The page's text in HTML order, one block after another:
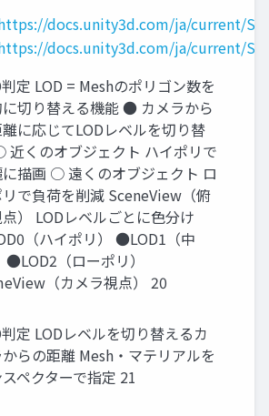
docs.unity3d.com/ja/current/
docs.unity3d.com/ja/current/
定 LOD = Meshのポリゴン数を
切り替える機能 ● カメラから
に応じてLODレベルを切り替
近くのオブジェクト ハイポリで
描画 ○ 遠くのオブジェクト ロ
で負荷を削減 SceneView（俯
） LODレベルごとに色分け
（ハイポリ） ●LOD1（中
●LOD2（ローポリ）
（カメラ視点） 20
定 LODレベルを切り替えるカ
らの距離 Mesh・マテリアルを
ペクターで指定 21